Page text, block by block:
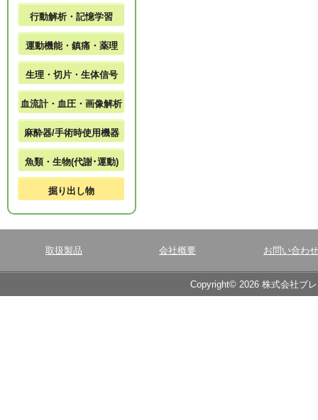
行動解析・記憶学習
運動機能・鎮痛・薬理
生理・切片・生体信号
血流計・血圧・画像解析
麻酔器/手術時使用機器
魚類・生物(代謝･運動)
掘り出し物
取扱製品 会社概要 お問い合わせ
Copyright© 2026 株式会社ブ